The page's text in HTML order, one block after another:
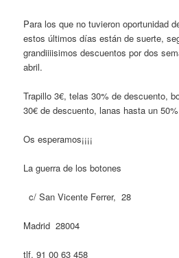
Para los que no tuvieron oportunidad
estos últimos días están de suerte,
grandiiiisimos descuentos por dos
abril.
Trapillo 3€, telas 30% de descuento,
30€ de descuento, lanas hasta un
Os esperamos¡¡¡¡
La guerra de los botones
c/ San Vicente Ferrer, 28
Madrid 28004
tlf. 91 00 63 458